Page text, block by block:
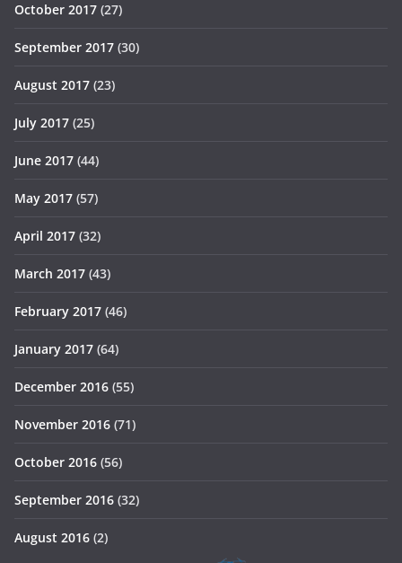
October 2017 (27)
September 2017 (30)
August 2017 (23)
July 2017 (25)
June 2017 (44)
May 2017 (57)
April 2017 (32)
March 2017 (43)
February 2017 (46)
January 2017 (64)
December 2016 (55)
November 2016 (71)
October 2016 (56)
September 2016 (32)
August 2016 (2)